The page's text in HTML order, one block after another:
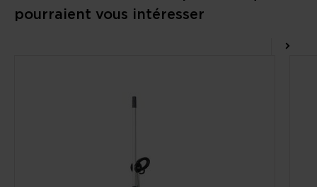
pourraient vous intéresser